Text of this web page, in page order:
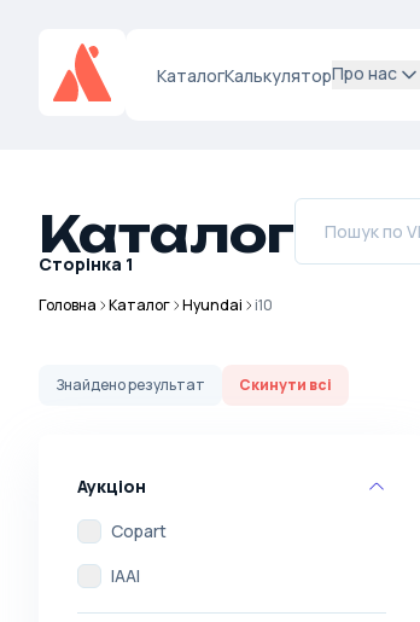
КаталогКалькуляторПро нас
Каталог
Сторінка 1
Головна Каталог Hyundai i10
Знайденорезультат Скинути всі
Аукціон
Copart
IAAI